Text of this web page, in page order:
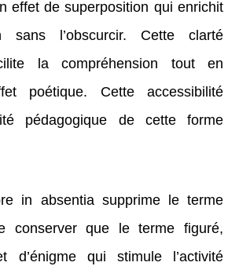
effet de superposition qui enrichit
sans l’obscurcir. Cette clarté
la compréhension tout en
poétique. Cette accessibilité
pédagogique de cette forme
in absentia supprime le terme
conserver que le terme figuré,
d’énigme qui stimule l’activité